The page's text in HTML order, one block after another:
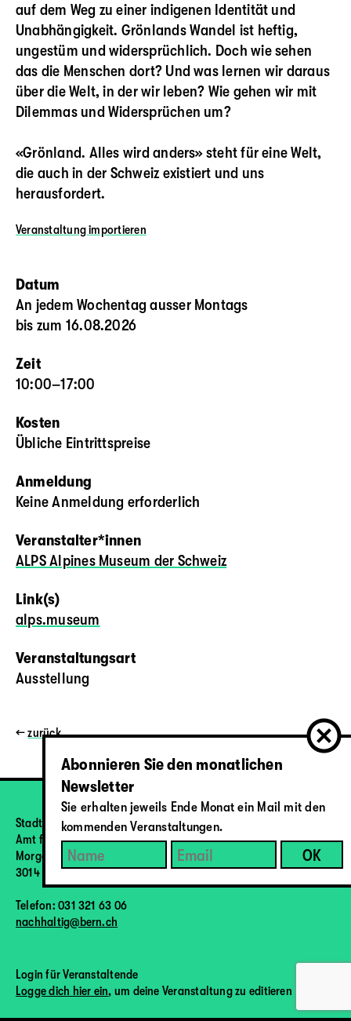
auf dem Weg zu einer indigenen Identität und
Unabhängigkeit. Grönlands Wandel ist heftig,
ungestüm und widersprüchlich. Doch wie sehen
das die Menschen dort? Und was lernen wir daraus
über die Welt, in der wir leben? Wie gehen wir mit
Dilemmas und Widersprüchen um?
«Grönland. Alles wird anders» steht für eine Welt,
die auch in der Schweiz existiert und uns
herausfordert.
Veranstaltungimportieren
Datum
An jedem Wochentag ausser Montags
bis zum 16.08.2026
Zeit
10:00–17:00
Kosten
Übliche Eintrittspreise
Anmeldung
Keine Anmeldung erforderlich
Veranstalter*innen
ALPS Alpines Museum der Schweiz
Link(s)
alps.museum
Veranstaltungsart
Ausstellung
←zurück
Stadt Bern
Amt für Umweltschutz
Morgartenstrasse 2a
3014 Bern
Telefon: 031 321 63 06
nachhaltig@bern.ch
Login für Veranstaltende
Logge dich hier ein, um deine Veranstaltung zu editieren
Abonnieren Sie den monatlichen
Newsletter
Sie erhalten jeweils Ende Monat ein Mail mit den
kommenden Veranstaltungen.